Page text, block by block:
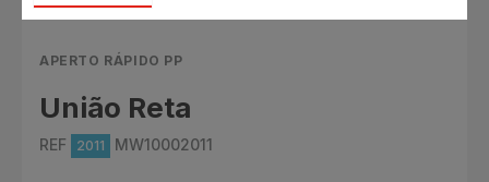
APERTO RÁPIDO PP
União Reta
REF 2011 MW10002011